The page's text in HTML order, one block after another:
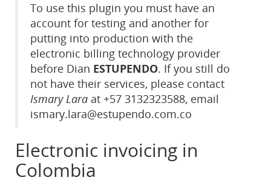
To use this plugin you must have an
account for testing and another for
putting into production with the
electronic billing technology provider
before Dian ESTUPENDO. If you still do
not have their services, please contact
Ismary Lara at +57 3132323588, email
ismary.lara@estupendo.com.co
Electronic invoicing in
Colombia